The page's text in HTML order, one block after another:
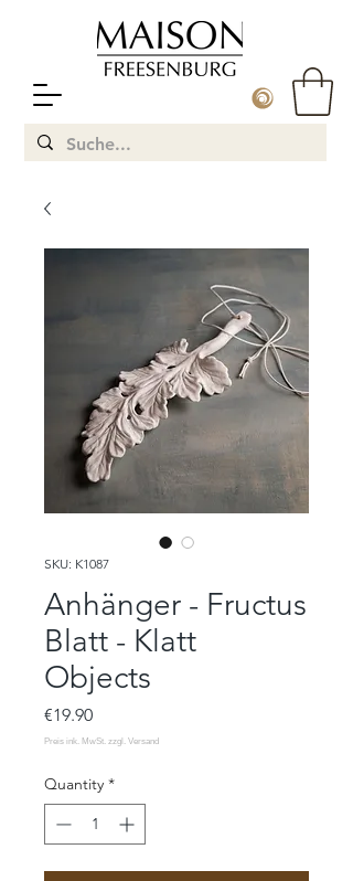
SKU: K1087
Anhänger - Fructus
Blatt - Klatt
Objects
€19.90Price
Quantity *